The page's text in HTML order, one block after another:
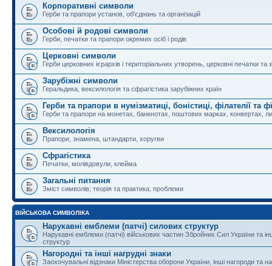
Корпоративні символи
Герби та прапори установ, об'єднань та організацій
Особові й родові символи
Герби, печатки та прапори окремих осіб і родів
Церковні символи
Герби церковних ієрархів і територіальних утворень, церковні печатки та
Зарубіжні символи
Геральдика, вексилологія та сфрагістика зарубіжних країн
Герби та прапори в нумізматиці, боністиці, філателії та
Герби та прапори на монетах, банкнотах, поштових марках, конвертах,
Вексилологія
Прапори, знамена, штандарти, хоругви
Сфрагістика
Печатки, молівдовули, клейма
Загальні питання
Зміст символів; теорія та практика; проблеми
ВІЙСЬКОВА СИМВОЛІКА
Нарукавні емблеми (патчі) силових структур
Нарукавні емблеми (патчі) військових частин Збройних Сил України та
структур
Нагородні та інші нагрудні знаки
Заохочувальні відзнаки Міністерства оборони України, інші нагороди та